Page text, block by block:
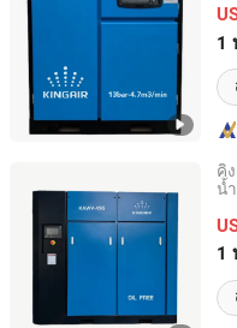
1
Shanghai, China
คิ
น้
ง
1
Shanghai Kingair
Shanghai, China